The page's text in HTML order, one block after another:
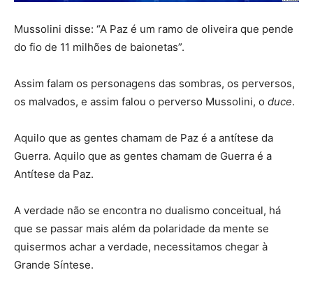
Mussolini disse: “A Paz é um ramo de oliveira que pende
do fio de 11 milhões de baionetas”.
Assim falam os personagens das sombras, os perversos,
os malvados, e assim falou o perverso Mussolini, o duce.
Aquilo que as gentes chamam de Paz é a antítese da
Guerra. Aquilo que as gentes chamam de Guerra é a
Antítese da Paz.
A verdade não se encontra no dualismo conceitual, há
que se passar mais além da polaridade da mente se
quisermos achar a verdade, necessitamos chegar à
Grande Síntese.